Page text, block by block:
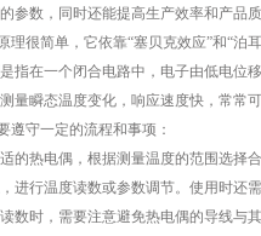
参数，同时还能提高生产效率和产品
简单，它依靠“塞贝克效应”和“泊
指在一个闭合电路中，电子由低电位
量瞬态温度变化，响应速度快，常常
守一定的流程和事项：
热电偶，根据测量温度的范围选择合
进行温度读数或参数调节。使用时还
数时，需要注意避免热电偶的导线与